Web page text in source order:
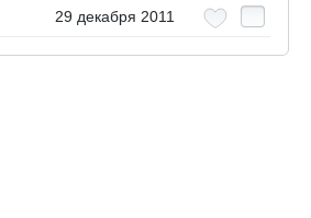
29 декабря 2011